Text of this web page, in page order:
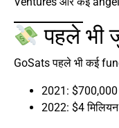
पहले भी
GoSats पहले भी कई
2021:
2022: $4